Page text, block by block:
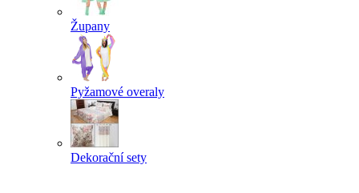
Župany
Pyžamové overaly
Dekorační sety